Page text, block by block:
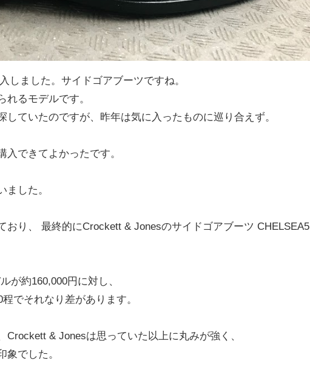
しました。サイドゴアブーツですね。
れるモデルです。
ていたのですが、昨年は気に入ったものに巡り合えず。
入できてよかったです。
ました。
おり、 最終的にCrockett & Jonesのサイドゴアブーツ CHELSEA5
が約160,000円に対し、
でそれなり差があります。
& Jonesは思っていた以上に丸みが強く、
でした。